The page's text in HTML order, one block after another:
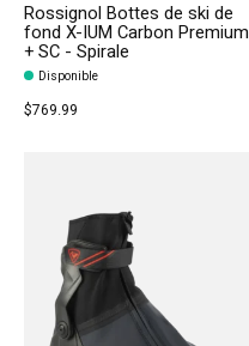
Rossignol Bottes de ski de
fond X-IUM Carbon Premium
+ SC - Spirale
Disponible
$769.99